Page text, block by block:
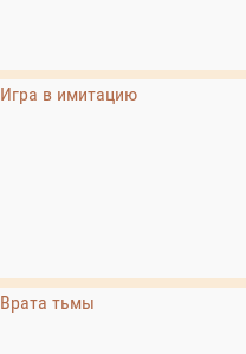
Игра в имитацию
Врата тьмы